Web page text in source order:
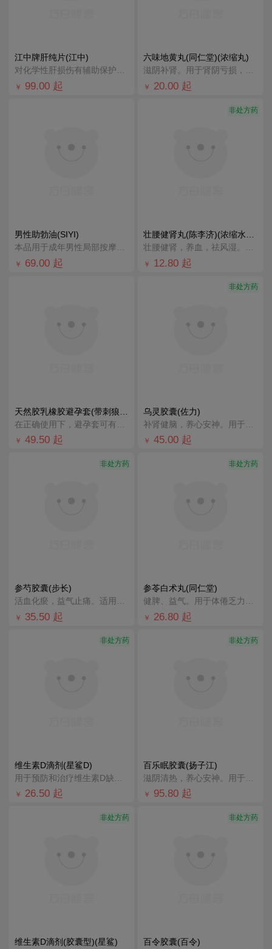
江中牌肝纯片(江中)
对化学性肝损伤有辅助保护作用；适宜有化学性肝损伤危险者。
￥ 99.00 起
六味地黄丸(同仁堂)(浓缩丸)
滋阴补肾。用于肾阴亏损，头晕耳鸣，腰膝酸软，骨蒸潮热，盗汗遗精。
￥ 20.00 起
男性助勃油(SIYI)
￥ 69.00 起
非处方药
￥ 12.80 起
￥ 49.50 起
非处方药
乌灵胶囊(佐力)
￥ 45.00 起
非处方药
参芍胶囊(步长)
￥ 35.50 起
非处方药
参苓白术丸(同仁堂)
￥ 26.80 起
非处方药
维生素D滴剂(星鲨D)
￥ 26.50 起
非处方药
百乐眠胶囊(扬子江)
￥ 95.80 起
非处方药
维生素D滴剂(胶囊型)(星鲨)
非处方药
百令胶囊(百令)